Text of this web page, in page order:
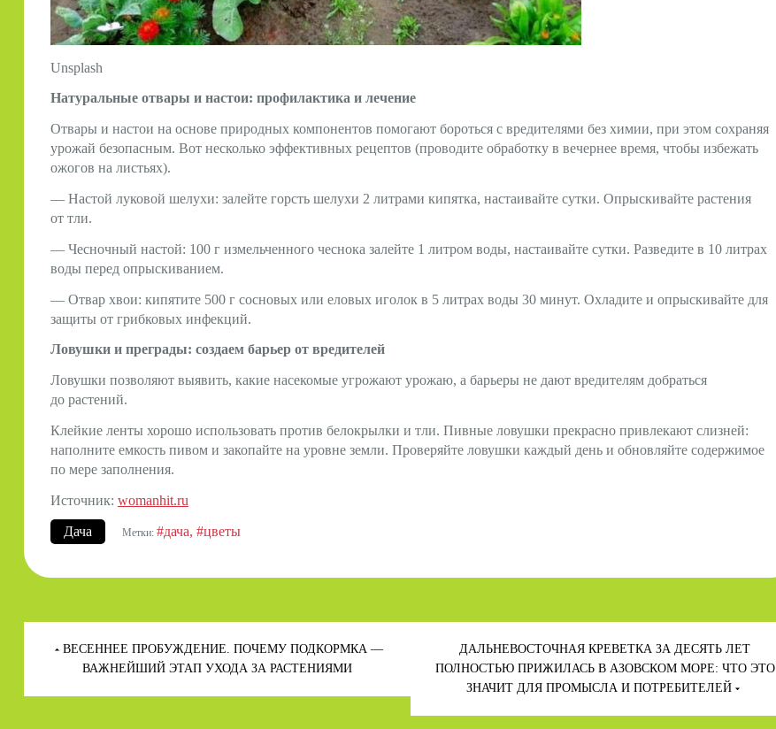
Unsplash
Натуральные отвары и настои: профилактика и лечение
Отвары и настои на основе природных компонентов помогают бороться с вредителями без химии, при этом сохраняя
урожай безопасным. Вот несколько эффективных рецептов (проводите обработку в вечернее время, чтобы избежать
ожогов на листьях).
— Настой луковой шелухи: залейте горсть шелухи 2 литрами кипятка, настаивайте сутки. Опрыскивайте растения
от тли.
— Чесночный настой: 100 г измельченного чеснока залейте 1 литром воды, настаивайте сутки. Разведите в 10 литрах
воды перед опрыскиванием.
— Отвар хвои: кипятите 500 г сосновых или еловых иголок в 5 литрах воды 30 минут. Охладите и опрыскивайте для
защиты от грибковых инфекций.
Ловушки и преграды: создаем барьер от вредителей
Ловушки позволяют выявить, какие насекомые угрожают урожаю, а барьеры не дают вредителям добраться
до растений.
Клейкие ленты хорошо использовать против белокрылки и тли. Пивные ловушки прекрасно привлекают слизней:
наполните емкость пивом и закопайте на уровне земли. Проверяйте ловушки каждый день и обновляйте содержимое
по мере заполнения.
Источник: womanhit.ru
Дача Метки: #дача #цветы
Навигация
записям
ВЕСЕННЕЕ ПРОБУЖДЕНИЕ. ПОЧЕМУ ПОДКОРМКА —
ВАЖНЕЙШИЙ ЭТАП УХОДА ЗА РАСТЕНИЯМИ
ДАЛЬНЕВОСТОЧНАЯ КРЕВЕТКА ЗА ДЕСЯТЬ ЛЕТ
ПОЛНОСТЬЮ ПРИЖИЛАСЬ В АЗОВСКОМ МОРЕ: ЧТО ЭТО
ЗНАЧИТ ДЛЯ ПРОМЫСЛА И ПОТРЕБИТЕЛЕЙ